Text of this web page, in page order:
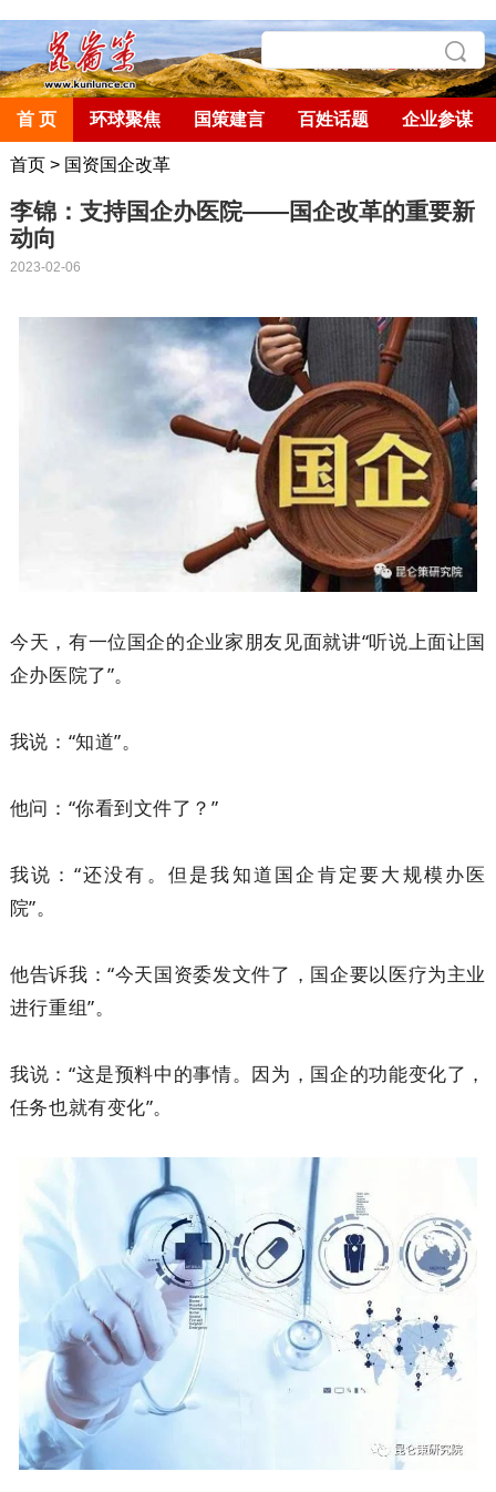
首 页 环球聚焦 国策建言 百姓话题 企业参谋
首页> 国资国企改革
李锦：支持国企办医院——国企改革的重要新
动向
2023-02-06
今天，有一位国企的企业家朋友见面就讲“听说上面让国
企办医院了”。
我说：“知道”。
他问：“你看到文件了？”
我说：“还没有。但是我知道国企肯定要大规模办医
院”。
他告诉我：“今天国资委发文件了，国企要以医疗为主业
进行重组”。
我说：“这是预料中的事情。因为，国企的功能变化了，
任务也就有变化”。